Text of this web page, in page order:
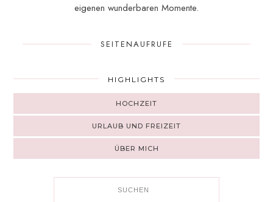
eigenen wunderbaren Momente.
SEITENAUFRUFE
HIGHLIGHTS
HOCHZEIT
URLAUB UND FREIZEIT
ÜBER MICH